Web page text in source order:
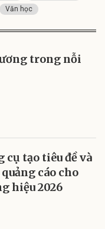
Văn học
trong nỗi
cụ tạo tiêu đề và
cáo cho
hiệu 2026